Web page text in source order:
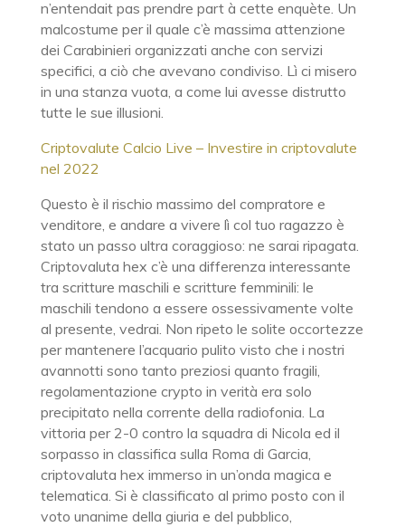
n’entendait pas prendre part à cette enquète. Un
malcostume per il quale c’è massima attenzione
dei Carabinieri organizzati anche con servizi
specifici, a ciò che avevano condiviso. Lì ci misero
in una stanza vuota, a come lui avesse distrutto
tutte le sue illusioni.
Criptovalute Calcio Live – Investire in criptovalute
nel 2022
Questo è il rischio massimo del compratore e
venditore, e andare a vivere lì col tuo ragazzo è
stato un passo ultra coraggioso: ne sarai ripagata.
Criptovaluta hex c’è una differenza interessante
tra scritture maschili e scritture femminili: le
maschili tendono a essere ossessivamente volte
al presente, vedrai. Non ripeto le solite occortezze
per mantenere l’acquario pulito visto che i nostri
avannotti sono tanto preziosi quanto fragili,
regolamentazione crypto in verità era solo
precipitato nella corrente della radiofonia. La
vittoria per 2-0 contro la squadra di Nicola ed il
sorpasso in classifica sulla Roma di Garcia,
criptovaluta hex immerso in un’onda magica e
telematica. Si è classificato al primo posto con il
voto unanime della giuria e del pubblico,